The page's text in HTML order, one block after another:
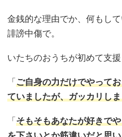
金銭的な理由でか、何もし
誹謗中傷で。
いたちのおうちが初めて支
「 ご自身の力だけでやって
ていましたが、ガッカリし
「 そもそもあなたが好きで